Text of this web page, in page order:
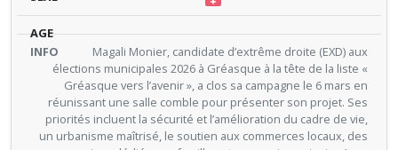
Magali Monier, candidate d’extrême droite (EXD) aux
élections municipales 2026 à Gréasque à la tête de la liste «
Gréasque vers l’avenir », a clos sa campagne le 6 mars en
réunissant une salle comble pour présenter son projet. Ses
priorités incluent la sécurité et l’amélioration du cadre de vie,
un urbanisme maîtrisé, le soutien aux commerces locaux, des